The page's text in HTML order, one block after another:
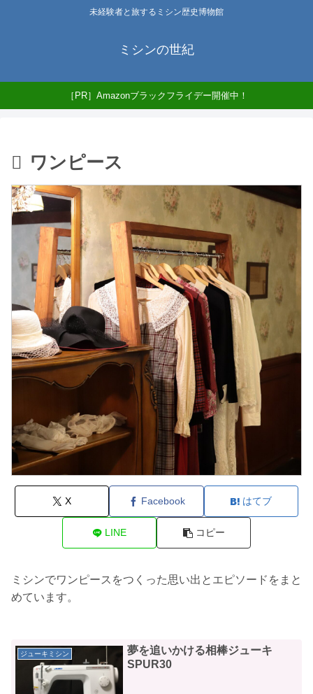
未経験者と旅するミシン歴史博物館
ミシンの世紀
［PR］Amazonブラックフライデー開催中！
ワンピース
X Facebook はてブ
LINE コピー
ミシンでワンピースをつくった思い出とエピソードをまと
めています。
ジューキミシン
夢を追いかける相棒ジューキ
SPUR30